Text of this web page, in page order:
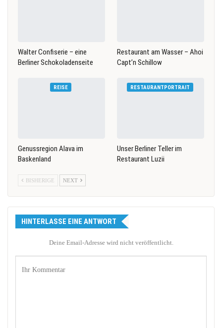
Walter Confiserie – eine
Berliner Schokoladenseite
Restaurant am Wasser – Ahoi
Capt’n Schillow
REISE
Genussregion Alava im
Baskenland
RESTAURANTPORTRAIT
Unser Berliner Teller im
Restaurant Luzii
BISHERIGE NEXT
HINTERLASSE EINE ANTWORT
Deine Email-Adresse wird nicht veröffentlicht.